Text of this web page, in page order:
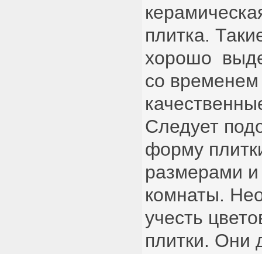
плитка.
хорошо
со
Следует
форму
размерами
комнаты.
учесть
плитки. Они